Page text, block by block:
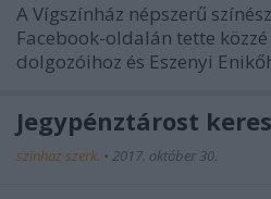
A Vígszínház népszerű
Facebook-oldalán tette
dolgozóihoz és Eszenyi
Jegypénztárost
szinhaz szerk. • 2017. október 30.